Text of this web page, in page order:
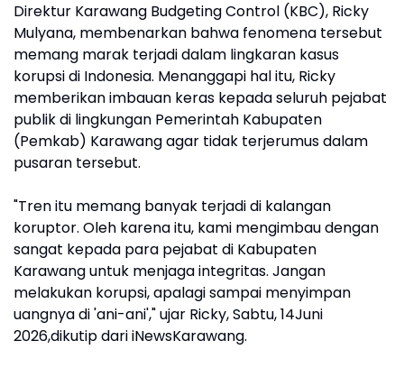
Direktur Karawang Budgeting Control (KBC), Ricky
Mulyana, membenarkan bahwa fenomena tersebut
memang marak terjadi dalam lingkaran kasus
korupsi di Indonesia. Menanggapi hal itu, Ricky
memberikan imbauan keras kepada seluruh pejabat
publik di lingkungan Pemerintah Kabupaten
(Pemkab) Karawang agar tidak terjerumus dalam
pusaran tersebut.
"Tren itu memang banyak terjadi di kalangan
koruptor. Oleh karena itu, kami mengimbau dengan
sangat kepada para pejabat di Kabupaten
Karawang untuk menjaga integritas. Jangan
melakukan korupsi, apalagi sampai menyimpan
uangnya di 'ani-ani'," ujar Ricky, Sabtu, 14Juni
2026,dikutip dari iNewsKarawang.